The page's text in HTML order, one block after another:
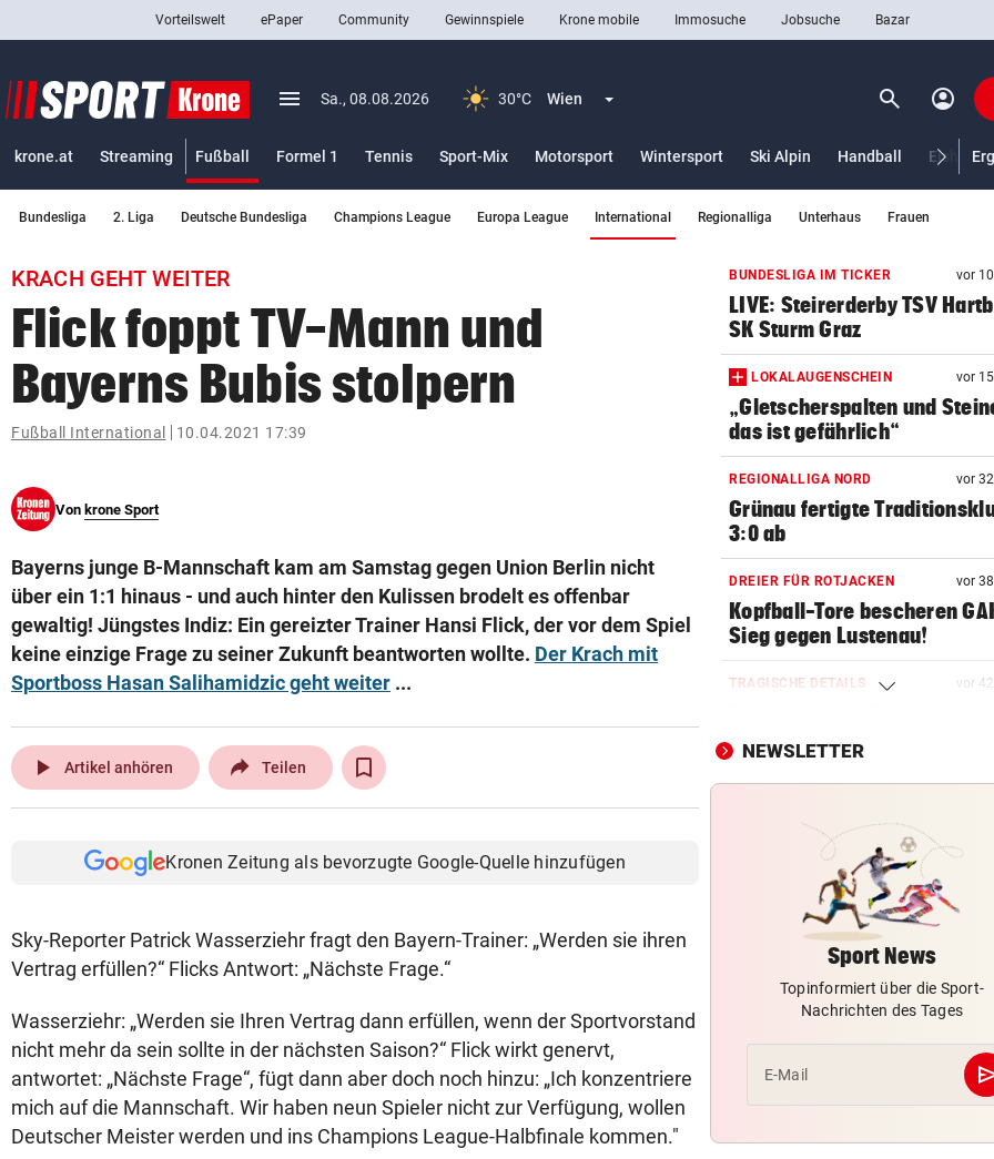
closeSchließen
Abonnieren
bookmark
search
Suchbegriff
eingeben
© Krone Multimedia GmbH & Co KG 2026
Vorteilswelt ePaper Community Gewinnspiele Krone mobile Immosuche Jobsuche Bazar
menu Menü aufklappen
Sa., 08.08.2026 30°C Wien Menü aufklappen search Suchen
account_circle
krone.at Streaming Fußball
Formel 1
Tennis Sport-Mix Motorsport Wintersport Ski Alpin Handball
Bundesliga 2. Liga Deutsche Bundesliga Champions League Europa League International Regionalliga Unterhaus Frauen
KRACH GEHT WEITER
Flick foppt TV-Mann und
Bayerns Bubis stolpern
Fußball International 10.04.2021 17:39
Von krone Sport
Bayerns junge B-Mannschaft kam am Samstag gegen Union Berlin nicht
über ein 1:1 hinaus - und auch hinter den Kulissen brodelt es offenbar
gewaltig! Jüngstes Indiz: Ein gereizter Trainer Hansi Flick, der vor dem Spiel
keine einzige Frage zu seiner Zukunft beantworten wollte. Der Krach mit
Sportboss Hasan Salihamidzic geht weiter ...
play_arrow Artikel anhören Teilen
Kronen Zeitung als bevorzugte Google-Quelle hinzufügen
Sky-Reporter Patrick Wasserziehr fragt den Bayern-Trainer: „Werden sie ihren
Vertrag erfüllen?“ Flicks Antwort: „Nächste Frage.“
Wasserziehr: „Werden sie Ihren Vertrag dann erfüllen, wenn der Sportvorstand
nicht mehr da sein sollte in der nächsten Saison?“ Flick wirkt genervt,
antwortet: „Nächste Frage“, fügt dann aber doch noch hinzu: „Ich konzentriere
mich auf die Mannschaft. Wir haben neun Spieler nicht zur Verfügung, wollen
Deutscher Meister werden und ins Champions League-Halbfinale kommen."
BUNDESLIGA IM TICKER vor
LIVE: Steirerderby TSV
SK Sturm Graz
LOKALAUGENSCHEIN vor
„Gletscherspalten und
das ist gefährlich“
REGIONALLIGA NORD vor
Grünau fertigte
3:0 ab
DREIER FÜR ROTJACKEN vor
Kopfball-Tore bescheren
Sieg gegen Lustenau!
TRAGISCHE DETAILS vor
von Jorge Messi
RED BULL SALZBURG vor
über zweiten Sieg
AUFREGUNG IN OÖ-LIGA
War dieser Unterhaus-
wirklich notwendig?
NEO-RIEDER SCHWAB
„Stell dir vor, du holst mit
einen Titel“
Liga-Rivalen
NEWSLETTER
Sport News
Topinformiert über die Sport-
Nachrichten des Tages
E-Mail